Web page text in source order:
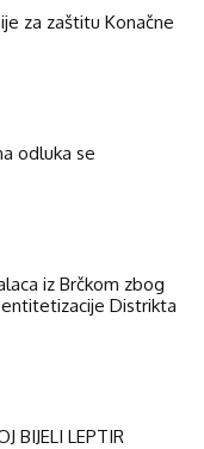
za zaštitu Konačne
odluka se
iz Brčkom zbog
Distrikta
BIJELI LEPTIR